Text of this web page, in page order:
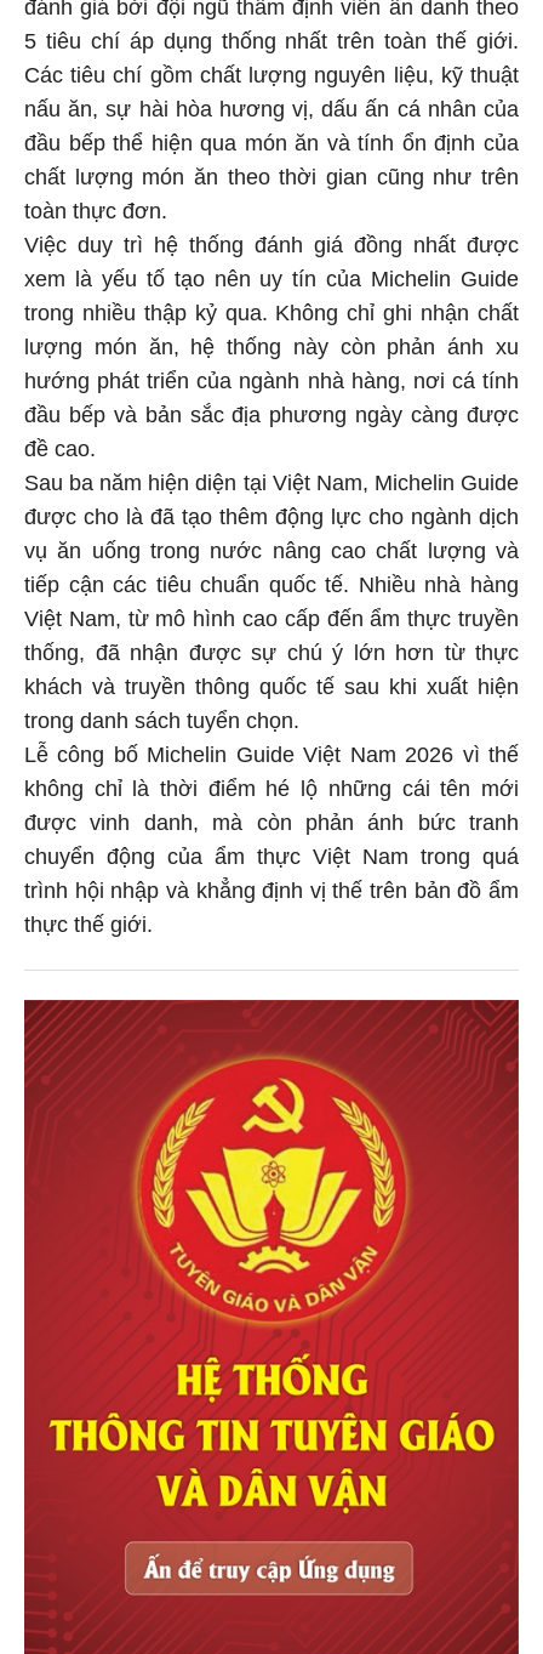
5 tiêu chí áp dụng thống nhất trên toàn thế giới.
Các tiêu chí gồm chất lượng nguyên liệu, kỹ thuật
nấu ăn, sự hài hòa hương vị, dấu ấn cá nhân của
đầu bếp thể hiện qua món ăn và tính ổn định của
chất lượng món ăn theo thời gian cũng như trên
toàn thực đơn.
Việc duy trì hệ thống đánh giá đồng nhất được
xem là yếu tố tạo nên uy tín của Michelin Guide
trong nhiều thập kỷ qua. Không chỉ ghi nhận chất
lượng món ăn, hệ thống này còn phản ánh xu
hướng phát triển của ngành nhà hàng, nơi cá tính
đầu bếp và bản sắc địa phương ngày càng được
đề cao.
Sau ba năm hiện diện tại Việt Nam, Michelin Guide
được cho là đã tạo thêm động lực cho ngành dịch
vụ ăn uống trong nước nâng cao chất lượng và
tiếp cận các tiêu chuẩn quốc tế. Nhiều nhà hàng
Việt Nam, từ mô hình cao cấp đến ẩm thực truyền
thống, đã nhận được sự chú ý lớn hơn từ thực
khách và truyền thông quốc tế sau khi xuất hiện
trong danh sách tuyển chọn.
Lễ công bố Michelin Guide Việt Nam 2026 vì thế
không chỉ là thời điểm hé lộ những cái tên mới
được vinh danh, mà còn phản ánh bức tranh
chuyển động của ẩm thực Việt Nam trong quá
trình hội nhập và khẳng định vị thế trên bản đồ ẩm
thực thế giới.